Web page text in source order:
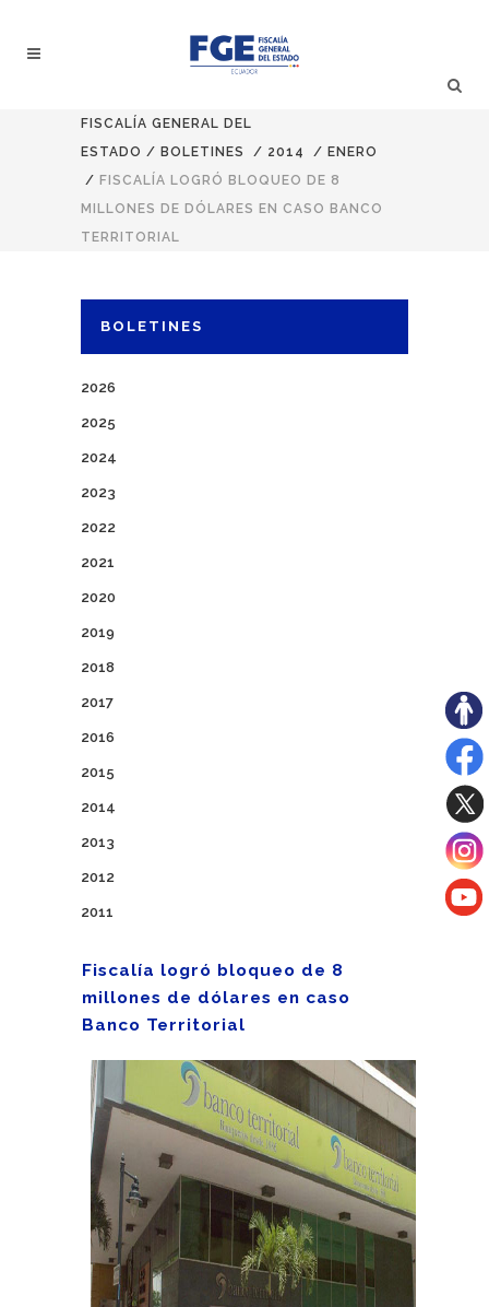
FISCALÍA GENERAL DEL
ESTADO / BOLETINES / 2014 / ENERO
/ FISCALÍA LOGRÓ BLOQUEO DE 8
MILLONES DE DÓLARES EN CASO BANCO
TERRITORIAL
BOLETINES
2026
2025
2024
2023
2022
2021
2020
2019
2018
2017
2016
2015
2014
2013
2012
2011
Fiscalía logró bloqueo de 8
millones de dólares en caso
Banco Territorial